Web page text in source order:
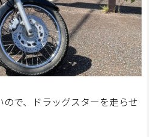
で、ドラッグスターを走らせ